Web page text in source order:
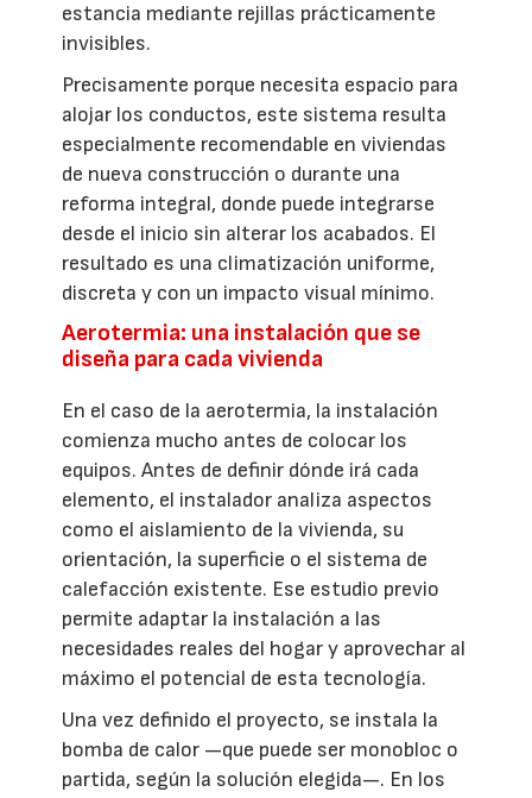
estancia mediante rejillas prácticamente
invisibles.
Precisamente porque necesita espacio para
alojar los conductos, este sistema resulta
especialmente recomendable en viviendas
de nueva construcción o durante una
reforma integral, donde puede integrarse
desde el inicio sin alterar los acabados. El
resultado es una climatización uniforme,
discreta y con un impacto visual mínimo.
Aerotermia: una instalación que se
diseña para cada vivienda
En el caso de la aerotermia, la instalación
comienza mucho antes de colocar los
equipos. Antes de definir dónde irá cada
elemento, el instalador analiza aspectos
como el aislamiento de la vivienda, su
orientación, la superficie o el sistema de
calefacción existente. Ese estudio previo
permite adaptar la instalación a las
necesidades reales del hogar y aprovechar al
máximo el potencial de esta tecnología.
Una vez definido el proyecto, se instala la
bomba de calor —que puede ser monobloc o
partida, según la solución elegida—. En los